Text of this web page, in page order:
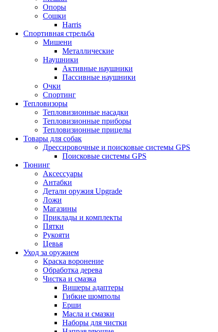
Опоры
Сошки
Harris
Спортивная стрельба
Мишени
Металлические
Наушники
Активные наушники
Пассивные наушники
Очки
Спортинг
Тепловизоры
Тепловизионные насадки
Тепловизионные приборы
Тепловизионные прицелы
Товары для собак
Дрессировочные и поисковые системы GPS
Поисковые системы GPS
Тюнинг
Аксессуары
Антабки
Детали оружия Upgrade
Ложи
Магазины
Приклады и комплекты
Пятки
Рукояти
Цевья
Уход за оружием
Краска воронение
Обработка дерева
Чистка и смазка
Вишеры адаптеры
Гибкие шомполы
Ерши
Масла и смазки
Наборы для чистки